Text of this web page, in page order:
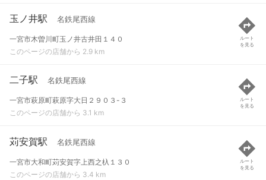
玉ノ井駅 名鉄尾西線
一宮市木曽川町玉ノ井古井田１４０
このページの店舗から 2.9 km
ルート
を見る
二子駅 名鉄尾西線
一宮市萩原町萩原字大日２９０３-３
このページの店舗から 3.1 km
ルート
を見る
苅安賀駅 名鉄尾西線
一宮市大和町苅安賀字上西之杁１３０
このページの店舗から 3.4 km
ルート
を見る